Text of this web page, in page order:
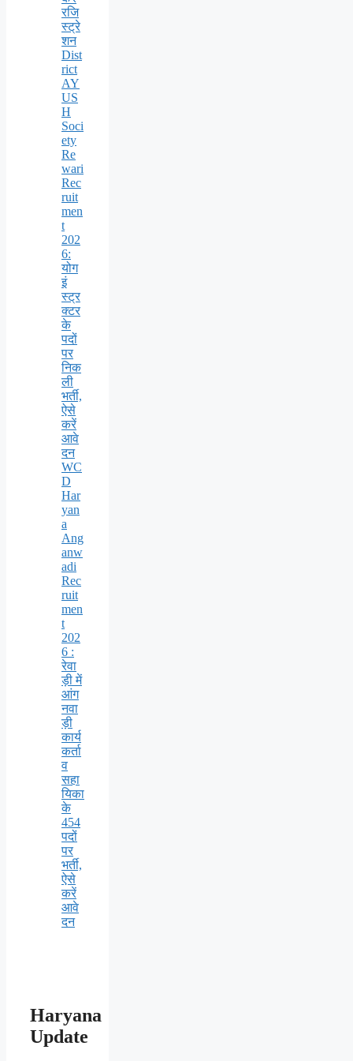
रजि
स्ट्रे
शन
Dist
rict
AY
US
H
Soci
ety
Re
wari
Rec
ruit
men
t
202
6:
योग
इं
स्ट्र
क्टर
के
पदों
पर
निक
ली
भर्ती,
ऐसे
करें
आवे
दन
WC
D
Har
yan
a
Ang
anw
adi
Rec
ruit
men
t
202
6 :
रेवा
ड़ी में
आंग
नवा
ड़ी
कार्य
कर्ता
व
सहा
यिका
के
454
पदों
पर
भर्ती,
ऐसे
करें
आवे
दन
Haryana
Update